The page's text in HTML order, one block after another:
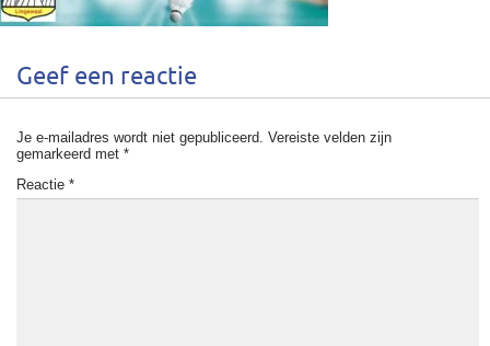
Geef een reactie
Je e-mailadres wordt niet gepubliceerd. Vereiste velden zijn
gemarkeerd met *
Reactie *